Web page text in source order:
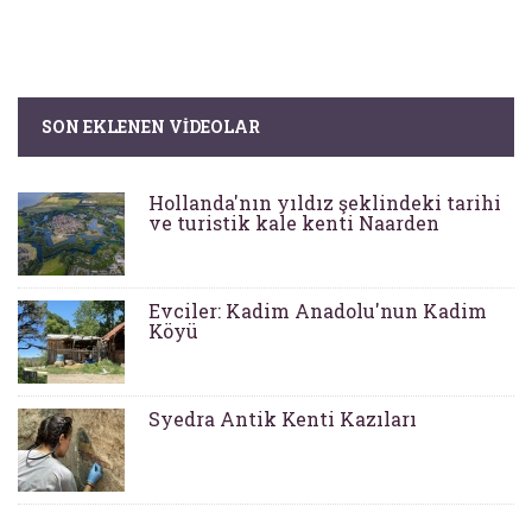
SON EKLENEN VIDEOLAR
Hollanda'nın yıldız şeklindeki tarihi
ve turistik kale kenti Naarden
Evciler: Kadim Anadolu'nun Kadim
Köyü
Syedra Antik Kenti Kazıları